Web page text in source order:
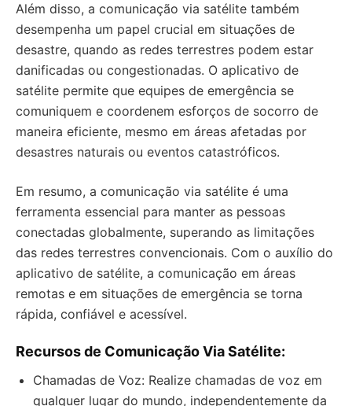
Além disso, a comunicação via satélite também
desempenha um papel crucial em situações de
desastre, quando as redes terrestres podem estar
danificadas ou congestionadas. O aplicativo de
satélite permite que equipes de emergência se
comuniquem e coordenem esforços de socorro de
maneira eficiente, mesmo em áreas afetadas por
desastres naturais ou eventos catastróficos.
Em resumo, a comunicação via satélite é uma
ferramenta essencial para manter as pessoas
conectadas globalmente, superando as limitações
das redes terrestres convencionais. Com o auxílio do
aplicativo de satélite, a comunicação em áreas
remotas e em situações de emergência se torna
rápida, confiável e acessível.
Recursos de Comunicação Via Satélite:
Chamadas de Voz: Realize chamadas de voz em
qualquer lugar do mundo, independentemente da